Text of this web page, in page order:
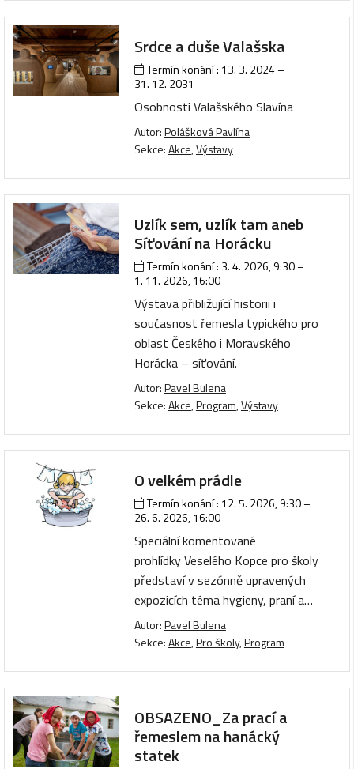
Srdce a duše Valašska
Termín konání : 13. 3. 2024–
31. 12. 2031
Osobnosti Valašského Slavína
Autor:Polášková Pavlína
Sekce:Akce,Výstavy
Uzlík sem, uzlík tam aneb
Síťování na Horácku
Termín konání : 3. 4. 2026, 9:30–
1. 11. 2026, 16:00
Výstava přibližující historii i
současnost řemesla typického pro
oblast Českého i Moravského
Horácka – síťování.
Autor:Pavel Bulena
Sekce:Akce,Program,Výstavy
O velkém prádle
Termín konání : 12. 5. 2026, 9:30–
26. 6. 2026, 16:00
Speciální komentované
prohlídky Veselého Kopce pro školy
představí v sezónně upravených
expozicích téma hygieny, praní a…
Autor:Pavel Bulena
Sekce:Akce,Pro školy,Program
OBSAZENO_Za prací a
řemeslem na hanácký
statek